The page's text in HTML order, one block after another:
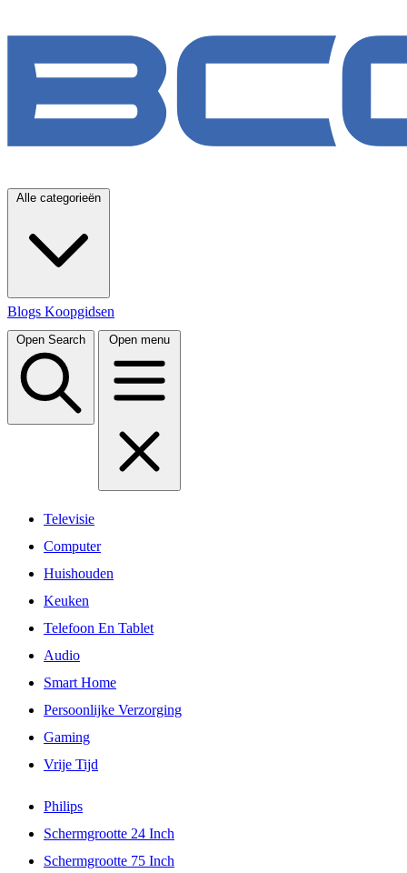
Alle categorieën
Blogs Koopgidsen
Open Search Open menu
Televisie
Computer
Huishouden
Keuken
Telefoon En Tablet
Audio
Smart Home
Persoonlijke Verzorging
Gaming
Vrije Tijd
Philips
Schermgrootte 24 Inch
Schermgrootte 75 Inch